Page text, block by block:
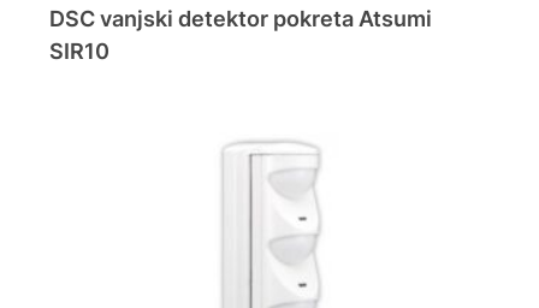
DSC vanjski detektor pokreta Atsumi
SIR10